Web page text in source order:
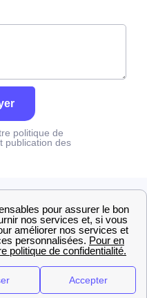
politique de
publication des